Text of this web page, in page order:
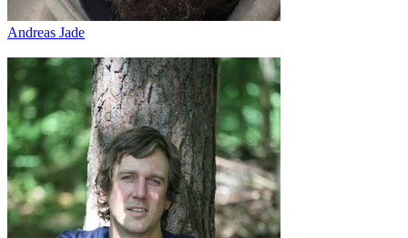
Andreas Jade